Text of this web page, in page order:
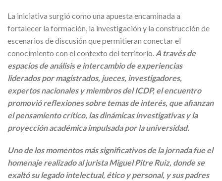
La iniciativa surgió como una apuesta encaminada a
fortalecer la formación, la investigación y la construcción de
escenarios de discusión que permitieran conectar el
conocimiento con el contexto del territorio. A través de
espacios de análisis e intercambio de experiencias
liderados por magistrados, jueces, investigadores,
expertos nacionales y miembros del ICDP, el encuentro
promovió reflexiones sobre temas de interés, que afianzan
el pensamiento crítico, las dinámicas investigativas y la
proyección académica impulsada por la universidad.
Uno de los momentos más significativos de la jornada fue el
homenaje realizado al jurista Miguel Pitre Ruiz, donde se
exaltó su legado intelectual, ético y personal, y sus padres